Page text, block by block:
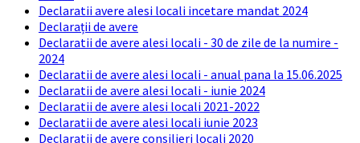
Declaratii avere alesi locali incetare mandat 2024
Declarații de avere
Declaratii de avere alesi locali - 30 de zile de la numire -
2024
Declaratii de avere alesi locali - anual pana la 15.06.2025
Declaratii de avere alesi locali - iunie 2024
Declaratii de avere alesi locali 2021-2022
Declaratii de avere alesi locali iunie 2023
Declaratii de avere consilieri locali 2020